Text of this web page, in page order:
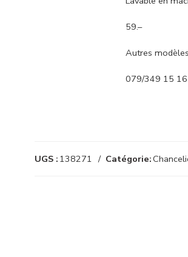
59.–
Autres
079/349 15 16
UGS : 138271 Catégorie: